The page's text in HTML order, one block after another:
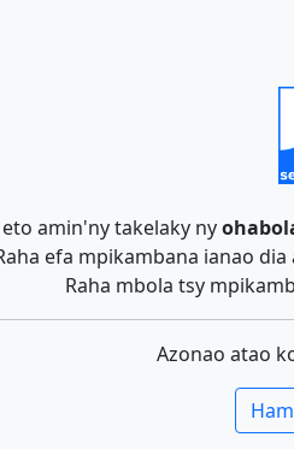
amin'ny takelaky ny
efa mpikambana ianao
Raha mbola tsy
Azonao atao